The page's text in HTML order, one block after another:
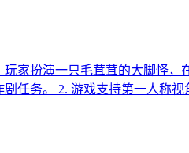
家扮演一只毛茸茸的大脚怪
任务。 2. 游戏支持第一人称视